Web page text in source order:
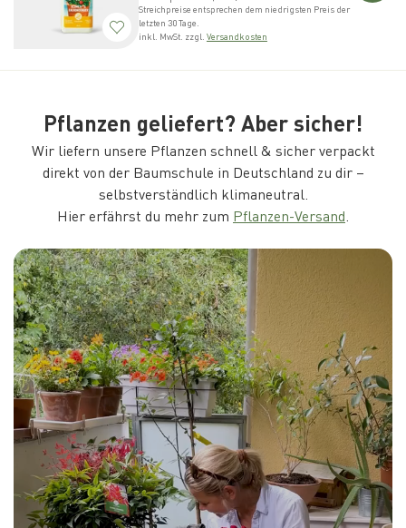
Streichpreise entsprechen dem niedrigsten Preis der
letzten 30 Tage.
inkl. MwSt. zzgl. Versandkosten
Pflanzen geliefert? Aber sicher!
Wir liefern unsere Pflanzen schnell & sicher verpackt
direkt von der Baumschule in Deutschland zu dir –
selbstverständlich klimaneutral.
Hier erfährst du mehr zum Pflanzen-Versand.